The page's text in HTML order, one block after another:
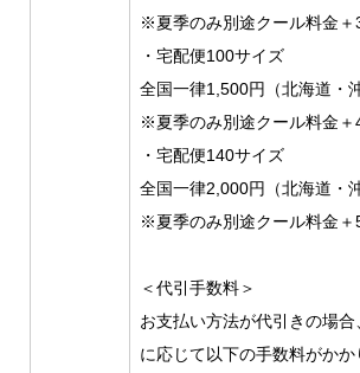
※夏季のみ別途クール料金＋
・宅配便100サイズ
全国一律1,500円（北海道・
※夏季のみ別途クール料金＋
・宅配便140サイズ
全国一律2,000円（北海道・
※夏季のみ別途クール料金＋
＜代引手数料＞
お支払い方法が代引きの場
に応じて以下の手数料がかか